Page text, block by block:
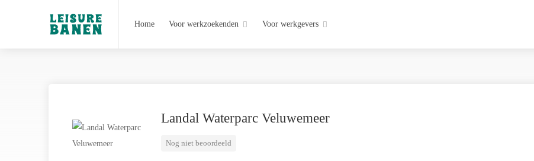
Home Voor werkzoekenden Voor werkgevers
Landal Waterparc Veluwemeer
Nog niet beoordeeld